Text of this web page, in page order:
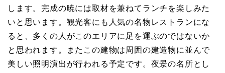
します。完成の暁には取材を兼ねてランチを楽しみた
いと思います。観光客にも人気の名物レストランにな
ると、多くの人がこのエリアに足を運ぶのではないか
と思われます。またこの建物は周囲の建造物に並んで
美しい照明演出が行われる予定です。夜景の名所とし